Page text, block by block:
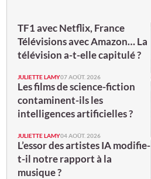
TF1 avec Netflix, France
Télévisions avec Amazon… La
télévision a-t-elle capitulé ?
JULIETTE LAMY07 AOÛT. 2026
Les films de science-fiction
contaminent-ils les
intelligences artificielles ?
JULIETTE LAMY04 AOÛT. 2026
L’essor des artistes IA modifie-
t-il notre rapport à la
musique ?